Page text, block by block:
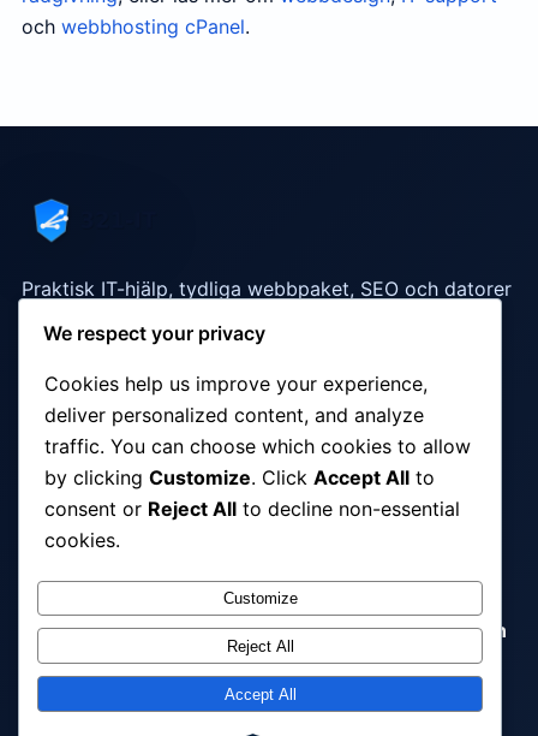
och webbhosting cPanel.
Praktisk IT-hjälp, tydliga webbpaket, SEO och datorer
Snabblänkar
Webbdesign·SEO-tjänster·IT-support ·
Webbhosting cPanel·FAQ·Kontakt
Populära tjänster
IT Support Malmö·Datorhjälp Malmö·Webbdesign
Malmö·SEO Malmö·IT Support företag·
Webbdesign referenser
We respect your privacy
Cookies help us improve your experience,
deliver personalized content, and analyze
traffic. You can choose which cookies to allow
by clicking Customize. Click Accept All to
consent or Reject All to decline non-essential
cookies.
Customize
Reject All
Accept All